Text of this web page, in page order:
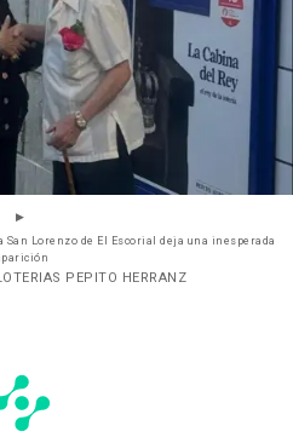
San Lorenzo de El Escorial deja una inesperada
PEPITO HERRANZ